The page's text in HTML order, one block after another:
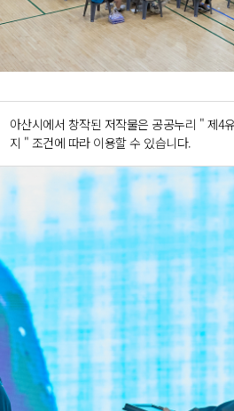
아산시에서 창작된 저작물은 공공누리 " 제4
지 " 조건에 따라 이용할 수 있습니다.